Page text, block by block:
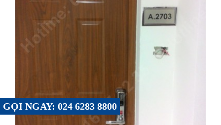
GỌI NGAY: 024 6283 8800